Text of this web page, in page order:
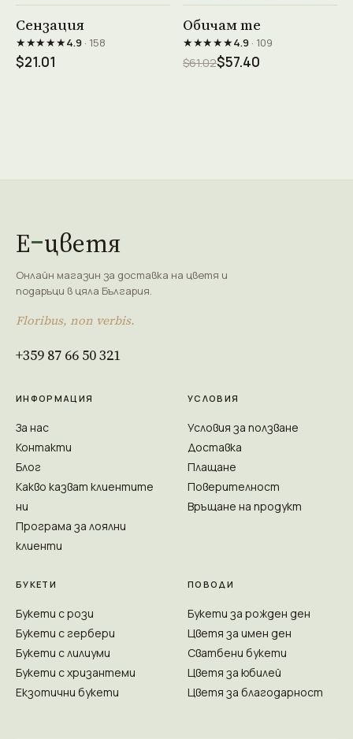
Сензация
★★★★★4.9· 158
$21.01
Обичам те
★★★★★4.9· 109
$61.02$57.40
Е цветя
Онлайн магазин за доставка на цветя и
подаръци в цяла България.
Floribus, non verbis.
+359 87 66 50 321
ИНФОРМАЦИЯ
За нас
Контакти
Блог
Какво казват клиентите
ни
Програма за лоялни
клиенти
УСЛОВИЯ
Условия за ползване
Доставка
Плащане
Поверителност
Връщане на продукт
БУКЕТИ
Букети с рози
Букети с гербери
Букети с лилиуми
Букети с хризантеми
Екзотични букети
ПОВОДИ
Букети за рожден ден
Цветя за имен ден
Сватбени букети
Цветя за юбилей
Цветя за благодарност